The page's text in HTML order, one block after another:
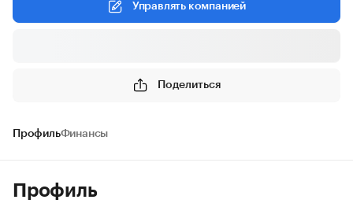
Управлять компанией
Поделиться
ПрофильФинансы
Профиль